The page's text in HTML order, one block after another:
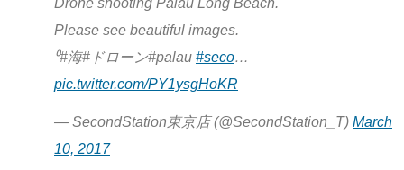
Please see beautiful images.
⁰#海#ドローン#palau #seco…
pic.twitter.com/PY1ysgHoKR
— SecondStation東京店 (@SecondStation_T) March
10, 2017